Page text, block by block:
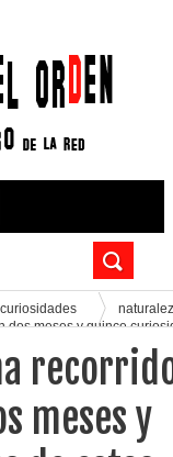
curiosidades
dos meses y quince
meses y